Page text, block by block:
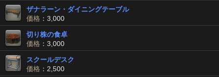
ザナラーン・ダイニングテーブル
価格 ：3,000
切り株の食卓
価格 ：3,000
スクールデスク
価格 ：2,500